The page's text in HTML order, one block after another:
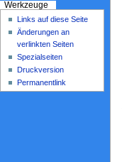
Werkzeuge
Links auf diese Seite
Änderungen an
verlinkten Seiten
Spezialseiten
Druckversion
Permanentlink